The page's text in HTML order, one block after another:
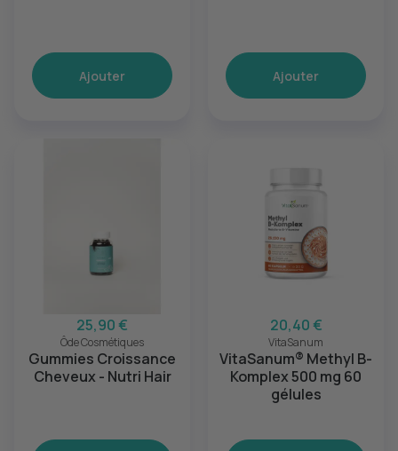
Ajouter Ajouter
25,90 €
Ôde Cosmétiques
Gummies Croissance
Cheveux - Nutri Hair
20,40 €
VitaSanum
VitaSanum® Methyl B-
Komplex 500 mg 60
gélules